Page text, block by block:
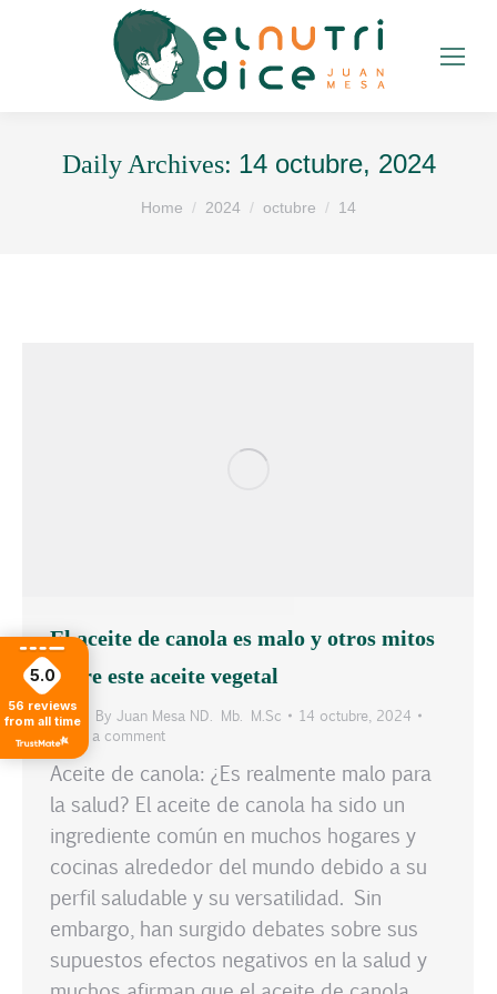
Daily Archives: 14 octubre, 2024
You are here:
Home 2024 octubre 14
El aceite de canola es malo y otros mitos
sobre este aceite vegetal
Blog By Juan Mesa ND. Mb. M.Sc
14 octubre, 2024
Leave a comment
Aceite de canola: ¿Es realmente malo para
la salud? El aceite de canola ha sido un
ingrediente común en muchos hogares y
cocinas alrededor del mundo debido a su
perfil saludable y su versatilidad. Sin
embargo, han surgido debates sobre sus
supuestos efectos negativos en la salud y
5.0
56 reviews
from all time